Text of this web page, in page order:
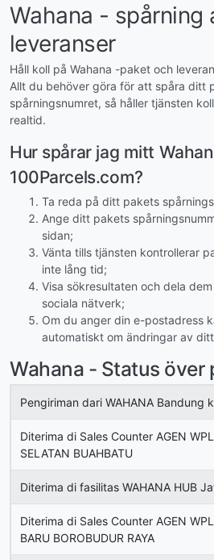
Wahana - spårning
leveranser
Håll koll på Wahana -paket och
Allt du behöver göra för att spåra ditt
spårningsnumret, så håller tjänsten
realtid.
Hur spårar jag mitt
100Parcels.com?
Ta reda på ditt pakets
Ange ditt pakets
sidan;
Vänta tills tjänsten kontrollerar
inte lång tid;
Visa sökresultaten och dela
sociala nätverk;
Om du anger din e-postadress
automatiskt om ändringar av
Wahana - Status över
Pengiriman dari WAHANA Bandung
Diterima di Sales Counter AGEN
SELATAN BUAHBATU
Diterima di fasilitas WAHANA HUB
Diterima di Sales Counter AGEN
BARU BOROBUDUR RAYA